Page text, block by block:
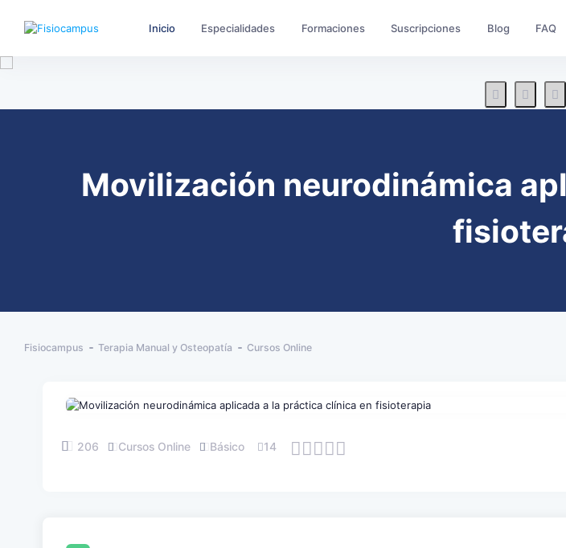
Inicio Especialidades Formaciones Suscripciones Blog FAQ
Movilización neurodinámica
Fisiocampus Terapia Manual y Osteopatía Cursos Online
206 Cursos Online Básico 14